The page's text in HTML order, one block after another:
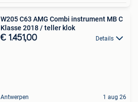
W205 C63 AMG Combi instrument MB C
Klasse 2018 / teller klok
€ 1.451,00 Details
Antwerpen 1 aug 26